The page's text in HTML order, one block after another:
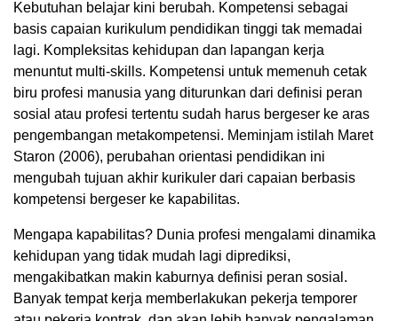
Kebutuhan belajar kini berubah. Kompetensi sebagai
basis capaian kurikulum pendidikan tinggi tak memadai
lagi. Kompleksitas kehidupan dan lapangan kerja
menuntut multi-skills. Kompetensi untuk memenuh cetak
biru profesi manusia yang diturunkan dari definisi peran
sosial atau profesi tertentu sudah harus bergeser ke aras
pengembangan metakompetensi. Meminjam istilah Maret
Staron (2006), perubahan orientasi pendidikan ini
mengubah tujuan akhir kurikuler dari capaian berbasis
kompetensi bergeser ke kapabilitas.
Mengapa kapabilitas? Dunia profesi mengalami dinamika
kehidupan yang tidak mudah lagi diprediksi,
mengakibatkan makin kaburnya definisi peran sosial.
Banyak tempat kerja memberlakukan pekerja temporer